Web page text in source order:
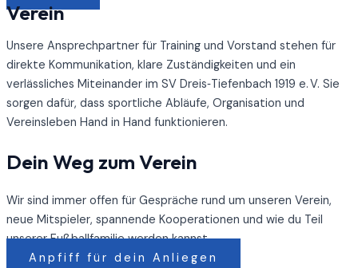
Verein
Unsere Ansprechpartner für Training und Vorstand stehen für
direkte Kommunikation, klare Zuständigkeiten und ein
verlässliches Miteinander im SV Dreis‑Tiefenbach 1919 e. V. Sie
sorgen dafür, dass sportliche Abläufe, Organisation und
Vereinsleben Hand in Hand funktionieren.
Dein Weg zum Verein
Wir sind immer offen für Gespräche rund um unseren Verein,
neue Mitspieler, spannende Kooperationen und wie du Teil
unserer Fußballfamilie werden kannst.
Anpfiff für dein Anliegen